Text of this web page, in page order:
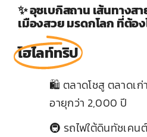
✨ อุซเบกิสถาน เส้นทางส
เมืองสวย มรดกโลก ที่ต้อ
ไฮไลท์ทริป
🛍️ ตลาดโชสู ตลาดเก่
อายุกว่า 2,000 ปี
🚇 รถไฟใต้ดินทัชเค